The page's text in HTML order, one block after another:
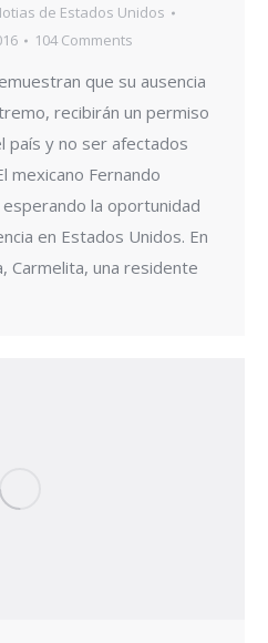
de Estados Unidos
104 Comments
que su ausencia
recibirán un permiso
país y no ser afectados
mexicano Fernando
la oportunidad
en Estados Unidos. En
Carmelita, una residente